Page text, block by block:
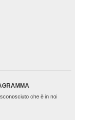
che è in noi